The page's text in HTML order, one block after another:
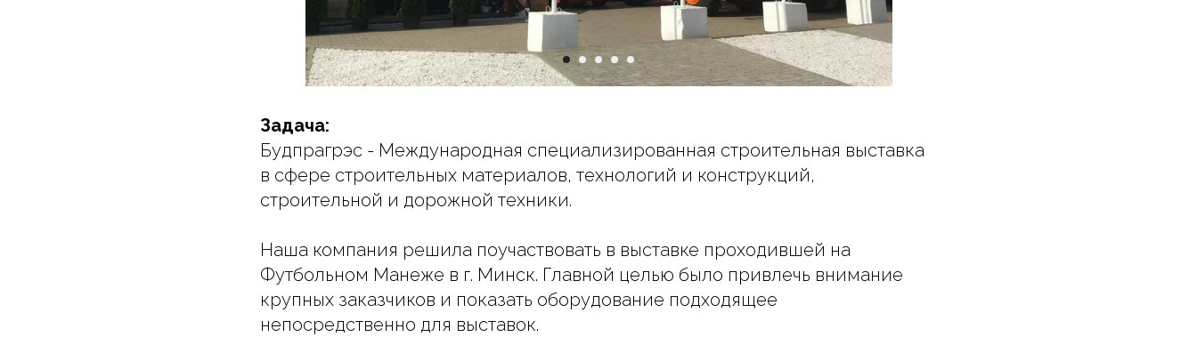
Задача:
Будпрагрэс - Международная специализированная строительная выставка
в сфере строительных материалов, технологий и конструкций,
строительной и дорожной техники.
Наша компания решила поучаствовать в выставке проходившей на
Футбольном Манеже в г. Минск. Главной целью было привлечь внимание
крупных заказчиков и показать оборудование подходящее
непосредственно для выставок.